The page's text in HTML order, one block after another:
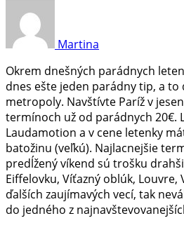
Martina
Okrem dnešných parádnych
dnes ešte jeden parádny tip, a to
metropoly. Navštívte Paríž v
termínoch už od parádnych 20€.
Laudamotion a v cene letenky
batožinu (veľkú). Najlacnejšie
predĺžený víkend sú trošku
Eiffelovku, Víťazný oblúk, Louvre,
ďalších zaujímavých vecí, tak
do jedného z